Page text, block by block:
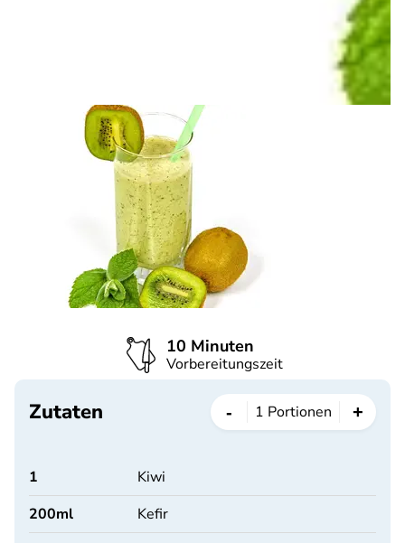
10 Minuten
Vorbereitungszeit
Zutaten - 1 Portionen +
1
Kiwi
200ml
Kefir